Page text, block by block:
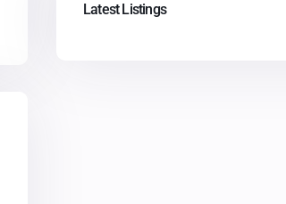
Latest Listings